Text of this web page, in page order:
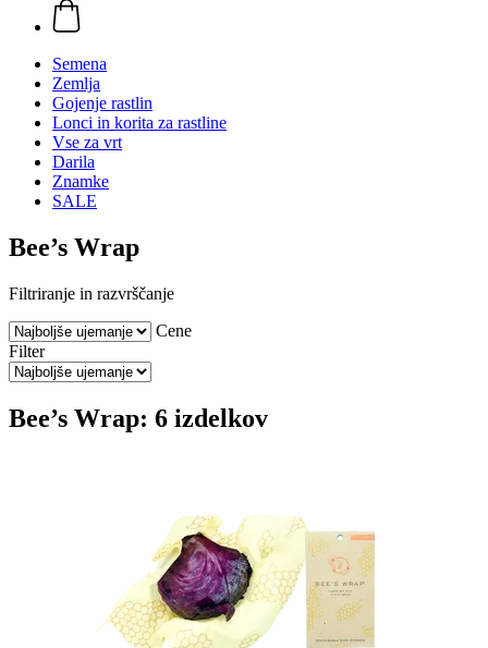
Semena
Zemlja
Gojenje rastlin
Lonci in korita za rastline
Vse za vrt
Darila
Znamke
SALE
Bee’s Wrap
Filtriranje in razvrščanje
Cene
Filter
Bee’s Wrap: 6 izdelkov